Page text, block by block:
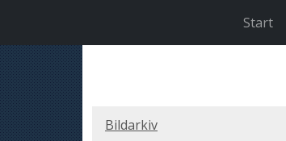
Start
Bildarkiv